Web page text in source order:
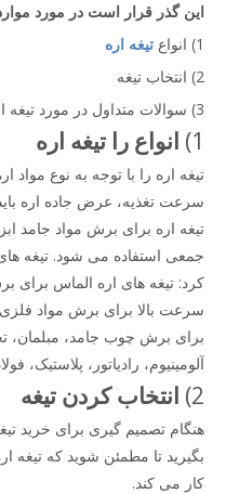
این گذر قرار است در مورد
1) انواع
تیغه اره
2) انتخاب تیغه
3) سوالات متداول در مورد تیغه اره جدید شما
1) انواع را تیغه اره
تیغه اره را با توجه به نوع
سرعت تغذیه، عرض جاده اره باید
تیغه اره برای برش مواد جامد
جمعی استفاده می شود. تیغه
کرد: تیغه های اره الماس برای
سرعت بالا برای برش مواد فلزی
برای برش چوب جامد، مبلمان،
آلومینیوم، رادیاتور، پلاستیک،
2) انتخاب کردن تیغه
هنگام تصمیم گیری برای خرید
بگیرید تا مطمئن شوید که تیغه
کار می کند.